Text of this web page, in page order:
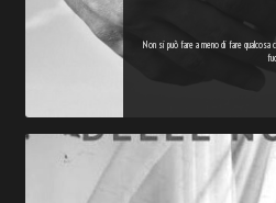
Non si può fare a meno di fare